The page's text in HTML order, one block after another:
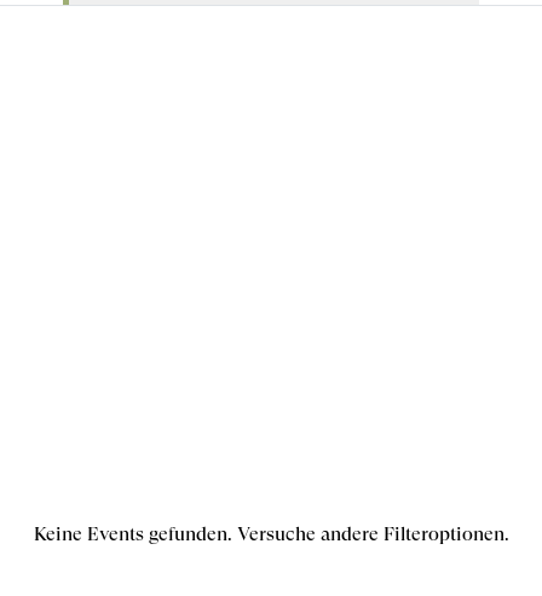
Keine Events gefunden. Versuche andere Filteroptionen.